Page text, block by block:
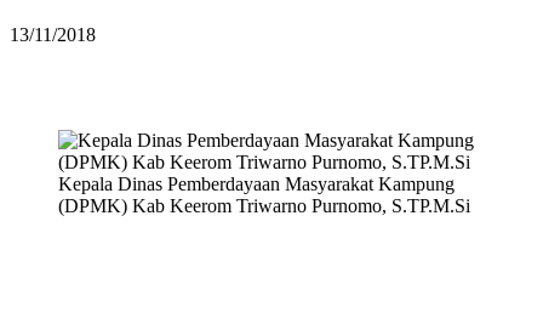
13/11/2018
Kepala Dinas Pemberdayaan Masyarakat Kampung
(DPMK) Kab Keerom Triwarno Purnomo, S.TP.M.Si